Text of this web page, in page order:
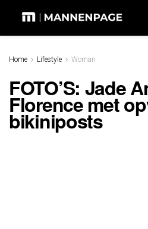
Home Lifestyle Woman
FOTO’S: Jade
Florence met
bikiniposts